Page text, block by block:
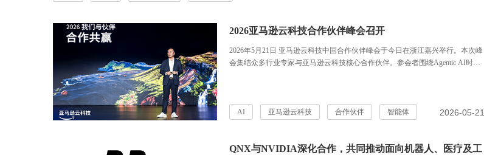
2026亚马逊云科技合作伙伴峰会召开
2026年5月21日 亚马逊云科技中国合作伙伴峰会于今日在浙江嘉兴举行。本次峰
会集结众多行业专家与亚马逊云科技核心合作伙伴。参会者围绕Agentic AI时代
目，旨在赋能合作伙伴打造能够助力企业将传统业务流程转化为由Agentic AI驱
AI 亚马逊云科技 合作伙伴 智能体 2026-05-21
QNX与NVIDIA深化合作，共同推动面向机器人、医疗及工